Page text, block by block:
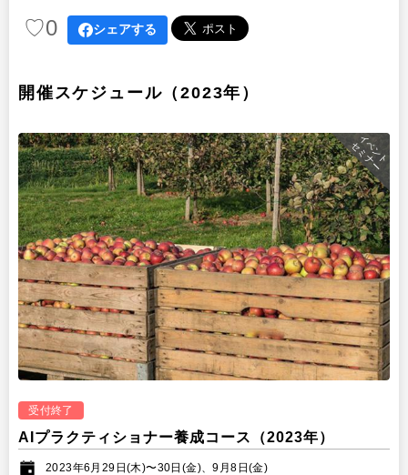
♡0 シェアする
開催スケジュール（2023年）
イベント
セミナー
受付終了
AIプラクティショナー養成コース（2023年）
2023年6月29日(木)〜30日(金)、9月8日(金)